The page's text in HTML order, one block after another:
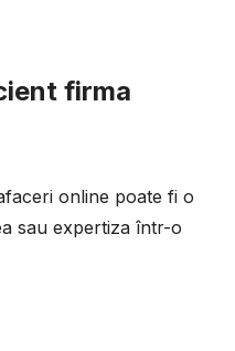
firma
online poate fi o
sau expertiza într-o